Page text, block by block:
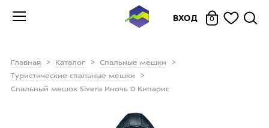
ВХОД 0
Главная Каталог
Спальные мешки
Туристические спальные мешки
Cпальный мешок Sivera Иночь 0 Кипарис